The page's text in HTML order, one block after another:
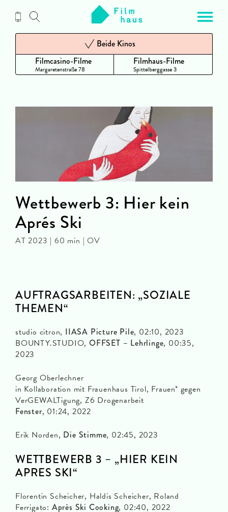
Inhalt
Filmcasino-Filme
Margaretenstraße 78
Beide Kinos
Filmhaus-Filme
Spittelberggasse 3
AUFTRAGSARBEITEN: „SOZIALE
THEMEN“
studio citron, IIASA Picture Pile, 02:10, 2023
BOUNTY.STUDIO,OFFSET – Lehrlinge, 00:35,
2023
Georg Oberlechner
in Kollaboration mit Frauenhaus Tirol, Frauen* gegen
VerGEWALTigung, Z6 Drogenarbeit
Fenster, 01:24, 2022
Erik Norden, Die Stimme, 02:45, 2023
WETTBEWERB 3 – „HIER KEIN
APRES SKI“
Florentin Scheicher, Haldis Scheicher, Roland
Ferrigato: Après Ski Cooking, 02:40, 2022
Wettbewerb 3: Hier kein
Aprés Ski
AT 2023 | 60 min | OV